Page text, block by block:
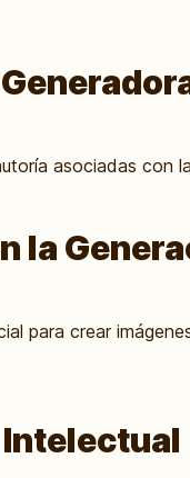
asociadas con
la
para crear
Intelectual